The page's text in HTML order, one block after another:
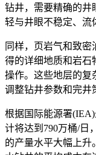
钻井，需要精确的井
轻与井眼不稳定、流
同样，页岩气和致
得的详细地质和岩石
操作。这些地层的复
调整钻井参数和完井
根据国际能源署
计将达到790万桶/日
的产量水平大幅上升